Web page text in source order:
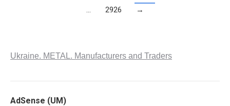
…
2926 →
Ukraine. METAL. Manufacturers and Traders
AdSense (UM)